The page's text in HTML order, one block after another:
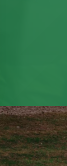
par ViteUnDevis.com-